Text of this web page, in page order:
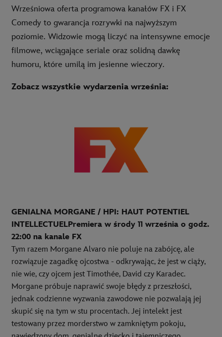
Wrześniowa oferta programowa kanałów FX i FX
Comedy to gwarancja rozrywki na najwyższym
poziomie. Widzowie mogą liczyć na intensywne emocje
filmowe, wciągające seriale oraz solidną dawkę
humoru, które umilą im jesienne wieczory.
Zobacz wszystkie wydarzenia września:
GENIALNA MORGANE / HPI: HAUT POTENTIEL
INTELLECTUELPremiera w środy 11 września o godz.
22:00 na kanale FX
Tym razem Morgane Alvaro nie poluje na zabójcę, ale
rozwiązuje zagadkę ojcostwa - odkrywając, że jest w ciąży,
nie wie, czy ojcem jest Timothée, David czy Karadec.
Morgane próbuje naprawić swoje błędy z przeszłości,
jednak codzienne wyzwania zawodowe nie pozwalają jej
skupić się na tym w stu procentach. Jej intelekt jest
testowany przez morderstwo w zamkniętym pokoju,